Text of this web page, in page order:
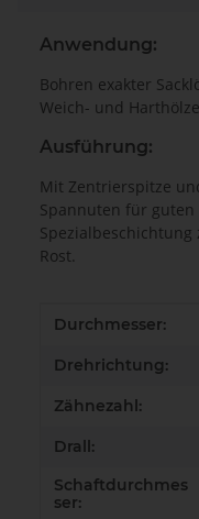
Anwendung:
Bohren exakter
Weich- und
Ausführung:
Mit Zentrierspitze
Spannuten für guten
Rost.
Produkteigenschaft
Wert
Durchmesser:
Drehrichtung:
Zähnezahl:
Drall:
Schaftdurchmes
ser: